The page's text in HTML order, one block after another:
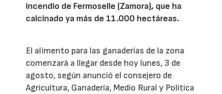
incendio de Fermoselle (Zamora), que ha
calcinado ya más de 11.000 hectáreas.
El alimento para las ganaderías de la zona
comenzará a llegar desde hoy lunes, 3 de
agosto, según anunció el consejero de
Agricultura, Ganadería, Medio Rural y Política